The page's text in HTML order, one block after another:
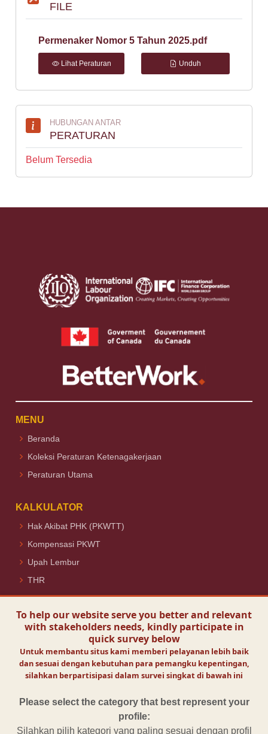
FILE
Permenaker Nomor 5 Tahun 2025.pdf
Lihat Peraturan Unduh
HUBUNGAN ANTAR
PERATURAN
Belum Tersedia
To help our website serve you better and relevant
with stakeholders needs, kindly participate in
quick survey below
Untuk membantu situs kami memberi pelayanan lebih baik
dan sesuai dengan kebutuhan para pemangku kepentingan,
silahkan berpartisipasi dalam survei singkat di bawah ini
Please select the category that best represent your
profile:
Silahkan pilih kategori yang paling sesuai dengan profil
MENU
Beranda
Koleksi Peraturan Ketenagakerjaan
Peraturan Utama
KALKULATOR
Hak Akibat PHK (PKWTT)
Kompensasi PKWT
Upah Lembur
THR
Ikuti Kami
Visit Today :68